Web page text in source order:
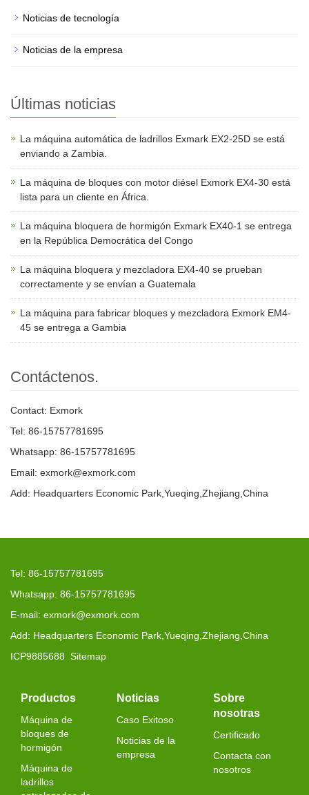
Noticias de tecnología
Noticias de la empresa
Últimas noticias
La máquina automática de ladrillos Exmark EX2-25D se está
enviando a Zambia.
La máquina de bloques con motor diésel Exmork EX4-30 está
lista para un cliente en África.
La máquina bloquera de hormigón Exmark EX40-1 se entrega
en la República Democrática del Congo
La máquina bloquera y mezcladora EX4-40 se prueban
correctamente y se envían a Guatemala
La máquina para fabricar bloques y mezcladora Exmork EM4-
45 se entrega a Gambia
Contáctenos.
Contact: Exmork
Tel: 86-15757781695
Whatsapp: 86-15757781695
Email: exmork@exmork.com
Add: Headquarters Economic Park,Yueqing,Zhejiang,China
Tel: 86-15757781695
Whatsapp: 86-15757781695
E-mail: exmork@exmork.com
Add: Headquarters Economic Park,Yueqing,Zhejiang,China
ICP9885688 Sitemap
Productos
Máquina de
bloques de
hormigón
Máquina de
ladrillos
Noticias
Caso Exitoso
Noticias de la
empresa
Sobre
nosotras
Certificado
Contacta con
nosotros